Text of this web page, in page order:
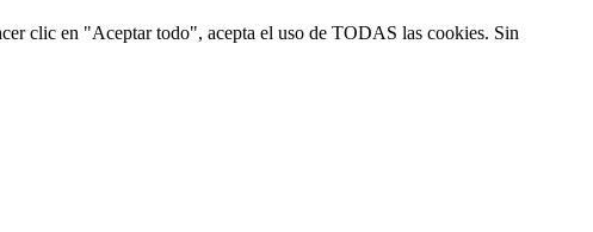
clic en "Aceptar todo", acepta el uso de TODAS las cookies. Sin